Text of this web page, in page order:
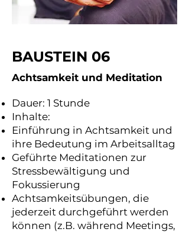
BAUSTEIN 06
Achtsamkeit und Meditation
Dauer: 1 Stunde
Inhalte:
Einführung in Achtsamkeit und
ihre Bedeutung im Arbeitsalltag
Geführte Meditationen zur
Stressbewältigung und
Fokussierung
Achtsamkeitsübungen, die
jederzeit durchgeführt werden
können (z.B. während Meetings,